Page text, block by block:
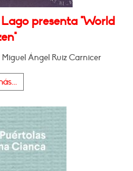
presenta "World
Ángel Ruiz Carnicer